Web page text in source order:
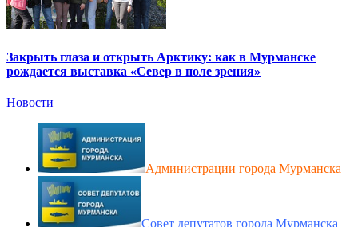
Закрыть глаза и открыть Арктику: как в Мурманске
рождается выставка «Север в поле зрения»
Новости
Администрации города Мурманска
Совет депутатов города Мурманска